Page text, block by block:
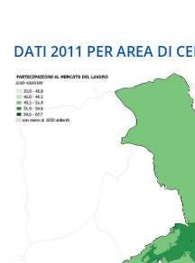
DATI 2011 PER AREA DI